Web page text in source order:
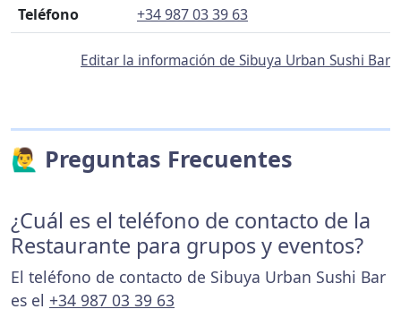
Teléfono
+34 987 03 39 63
Editar la información de Sibuya Urban Sushi Bar
🙋‍♂️ Preguntas Frecuentes
¿Cuál es el teléfono de contacto de la
Restaurante para grupos y eventos?
El teléfono de contacto de Sibuya Urban Sushi Bar
es el +34 987 03 39 63